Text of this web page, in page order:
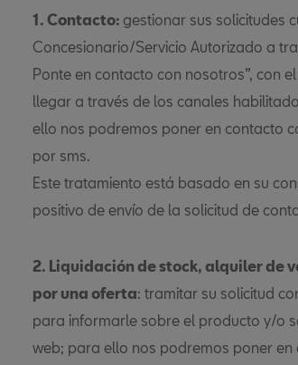
1. Contacto: gestionar sus solicitudes
Concesionario/Servicio Autorizado a
Ponte en contacto con nosotros”, con
llegar a través de los canales
ello nos podremos poner en contacto
por sms.
Este tratamiento está basado en su
positivo de envío de la solicitud de
2. Liquidación de stock, alquiler de
por una oferta: tramitar su solicitud
para informarle sobre el producto y/o
web; para ello nos podremos poner